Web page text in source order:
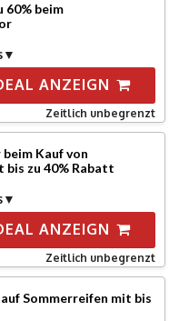
60% beim
ANZEIGN
Zeitlich unbegrenzt
beim Kauf von
bis zu 40% Rabatt
ANZEIGN
Zeitlich unbegrenzt
Sommerreifen mit bis